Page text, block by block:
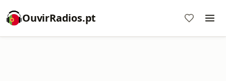
OuvirRadios.pt